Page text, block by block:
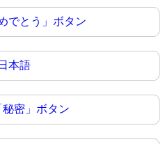
でとう」ボタン
日本語
秘密」ボタン